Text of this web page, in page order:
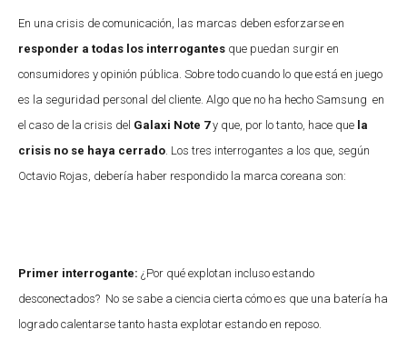
En una crisis de comunicación, las marcas deben esforzarse en
responder a todas los interrogantes que puedan surgir en
consumidores y opinión pública. Sobre todo cuando lo que está en juego
es la seguridad personal del cliente. Algo que no ha hecho Samsung en
el caso de la crisis del Galaxi Note 7y que, por lo tanto, hace que la
crisis no se haya cerrado . Los tres interrogantes a los que, según
Octavio Rojas, debería haber respondido la marca coreana son:
Primer interrogante: ¿Por qué explotan incluso estando
desconectados? No se sabe a ciencia cierta cómo es que una batería ha
logrado calentarse tanto hasta explotar estando en reposo.